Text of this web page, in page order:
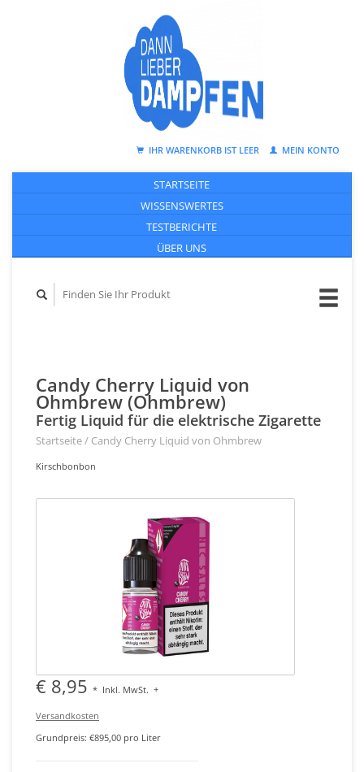
IHR WARENKORB IST LEER MEIN KONTO
STARTSEITE
WISSENSWERTES
TESTBERICHTE
ÜBER UNS
Candy Cherry Liquid von
Ohmbrew (Ohmbrew)
Fertig Liquid für die elektrische Zigarette
Startseite/ Candy Cherry Liquid von Ohmbrew
Kirschbonbon
€ 8,95 * Inkl. MwSt. +
Versandkosten
Grundpreis: €895,00 pro Liter